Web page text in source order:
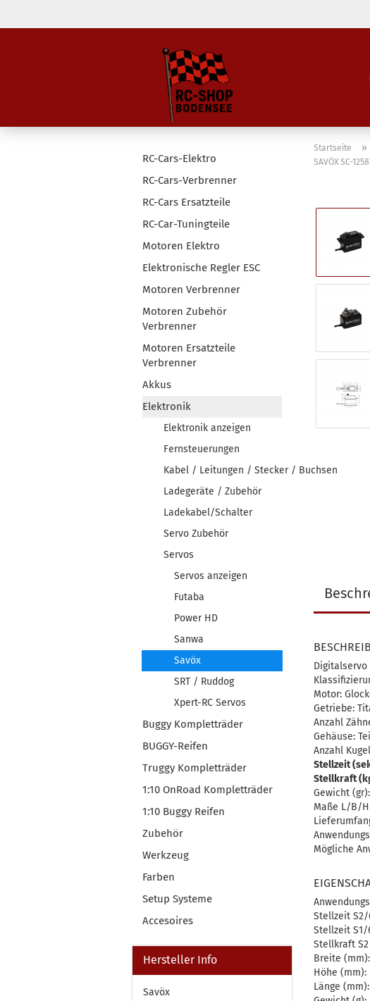
Startseite »
SAVÖX SC-
Digitalservo
Motor:
Getriebe:
Anzahl
Gehäuse:
Anzahl
Stellzeit
Stellkraft
Gewicht
Maße L/B/H
Mögliche
Stellzeit S2/
Stellzeit S1/
Stellkraft S2
Breite (mm):
Höhe (mm):
Länge (mm):
RC-Cars-Elektro
RC-Cars-Verbrenner
RC-Cars Ersatzteile
RC-Car-Tuningteile
Motoren Elektro
Elektronische Regler ESC
Motoren Verbrenner
Motoren Zubehör
Verbrenner
Motoren Ersatzteile
Verbrenner
Akkus
Elektronik
Elektronik anzeigen
Fernsteuerungen
Kabel / Leitungen / Stecker / Buchsen
Ladegeräte / Zubehör
Ladekabel/Schalter
Servo Zubehör
Servos
Servos anzeigen
Futaba
Power HD
Sanwa
Savöx
SRT / Ruddog
Xpert-RC Servos
Buggy Kompletträder
BUGGY-Reifen
Truggy Kompletträder
1:10 OnRoad Kompletträder
1:10 Buggy Reifen
Zubehör
Werkzeug
Farben
Setup Systeme
Accesoires
Hersteller Info
Savöx